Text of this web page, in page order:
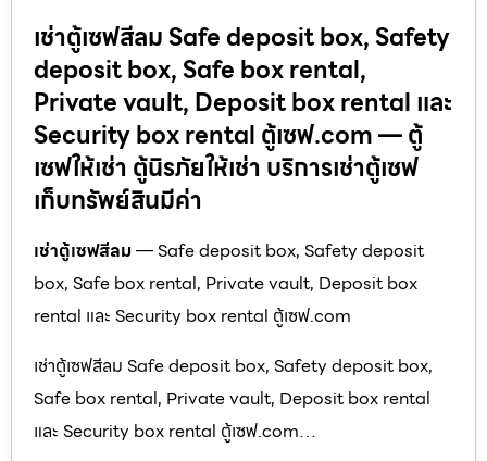
เช่าตู้เซฟสีลม Safe deposit box, Safety
deposit box, Safe box rental,
Private vault, Deposit box rental และ
Security box rental ตู้เซฟ.com — ตู้
เซฟให้เช่า ตู้นิรภัยให้เช่า บริการเช่าตู้เซฟ
เก็บทรัพย์สินมีค่า
เช่าตู้เซฟสีลม— Safe deposit box, Safety deposit
box, Safe box rental, Private vault, Deposit box
rental และ Security box rental ตู้เซฟ.com
เช่าตู้เซฟสีลม Safe deposit box, Safety deposit box,
Safe box rental, Private vault, Deposit box rental
และ Security box rental ตู้เซฟ.com…